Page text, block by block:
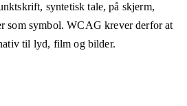
syntetisk tale, på skjerm,
som symbol. WCAG krever derfor at
til lyd, film og bilder.